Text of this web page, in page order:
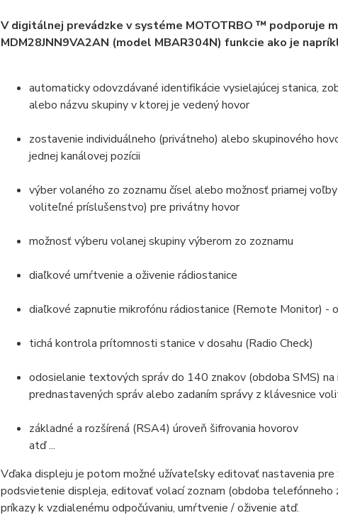
V digitálnej prevádzke v systéme MOTOTRBO ™ podporuje
MDM28JNN9VA2AN (model MBAR304N) funkcie ako je
automaticky odovzdávané identifikácie vysielajúcej stanica,
alebo názvu skupiny v ktorej je vedený hovor
zostavenie individuálneho (privátneho) alebo skupinového
jednej kanálovej pozícii
výber volaného zo zoznamu čísel alebo možnosť priamej
voliteľné príslušenstvo) pre privátny hovor
možnosť výberu volanej skupiny výberom zo zoznamu
diaľkové umŕtvenie a oživenie rádiostanice
diaľkové zapnutie mikrofónu rádiostanice (Remote Monitor) -
tichá kontrola prítomnosti stanice v dosahu (Radio Check)
odosielanie textových správ do 140 znakov (obdoba SMS)
prednastavených správ alebo zadaním správy z klávesnice
základné a rozšírená (RSA4) úroveň šifrovania hovorov
atď ...
Vďaka displeju je potom možné užívateľsky editovať nastavenia pre
podsvietenie displeja, editovať volací zoznam (obdoba
príkazy k vzdialenému odpočúvaniu, umŕtvenie / oživenie atď.